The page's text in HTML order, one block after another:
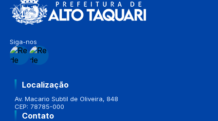
Siga-nos
Localização
Av. Macario Subtil de Oliveira, 848
CEP: 78785-000
Contato